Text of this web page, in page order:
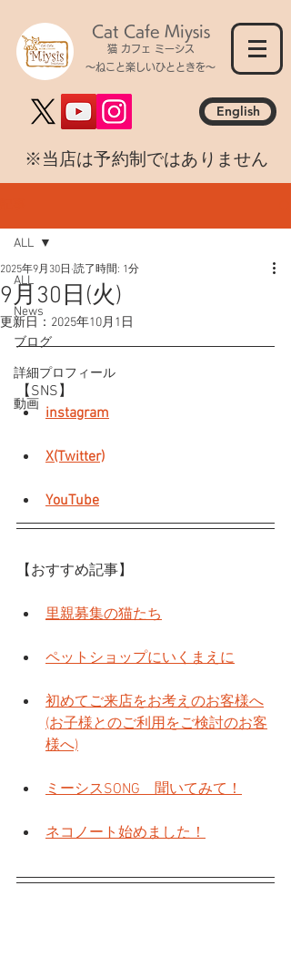
Cat Cafe Miysis
猫 カフェ ミーシス
～ねこと楽しいひとときを～
English
​※当店は予約制ではありません
ALL
News
ブログ
詳細プロフィール
動画
ALL
9月30日(火)
2025年9月30日 読了時間: 1分
更新日： 2025年10月1日
【SNS】
instagram
X(Twitter)
YouTube
【おすすめ記事】
里親募集の猫たち
ペットショップにいくまえに
初めてご来店をお考えのお客様へ
(お子様とのご利用をご検討のお客
様へ)
ミーシスSONG　聞いてみて！
ネコノート始めました！